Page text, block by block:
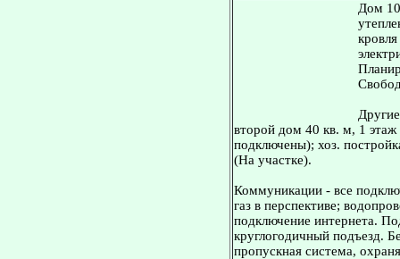
Дом
второй дом 40 кв. м, 1
подключены); хоз.
(На участке).
Коммуникации - все
газ в перспективе;
подключение интернета.
круглогодичный подъезд.
пропускная система,